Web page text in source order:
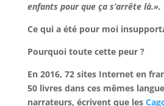
enfants pour que ça s’arrête là.».
Ce qui a été pour moi
Pourquoi toute cette peur ?
En 2016, 72 sites Internet en
50 livres dans ces mêmes
narrateurs, écrivent que les